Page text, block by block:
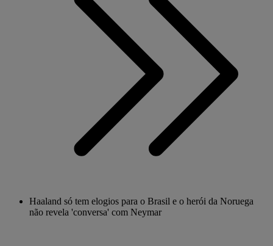
Haaland só tem elogios para o Brasil e o herói da Noruega
não revela 'conversa' com Neymar